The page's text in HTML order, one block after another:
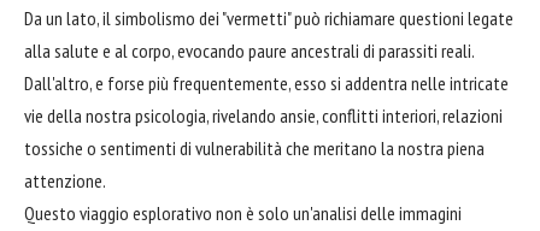
Da un lato, il simbolismo dei "vermetti" può richiamare questioni legate
alla salute e al corpo, evocando paure ancestrali di parassiti reali.
Dall'altro, e forse più frequentemente, esso si addentra nelle intricate
vie della nostra psicologia, rivelando ansie, conflitti interiori, relazioni
tossiche o sentimenti di vulnerabilità che meritano la nostra piena
attenzione.
Questo viaggio esplorativo non è solo un'analisi delle immagini